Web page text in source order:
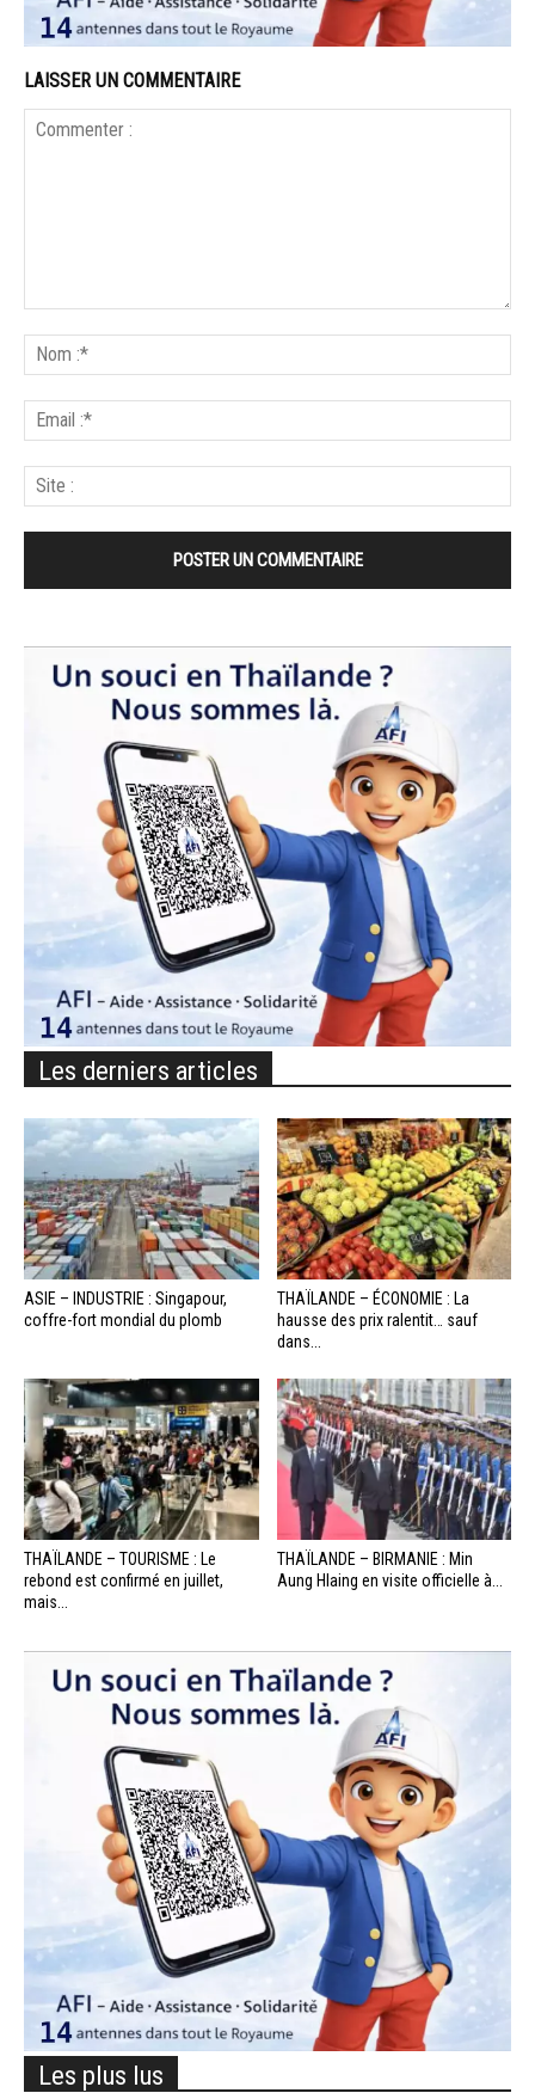
LAISSER UN COMMENTAIRE
Les derniers articles
ASIE – INDUSTRIE : Singapour,
coffre-fort mondial du plomb
THAÏLANDE – ÉCONOMIE : La
hausse des prix ralentit… sauf
dans...
THAÏLANDE – TOURISME : Le
rebond est confirmé en juillet,
mais...
THAÏLANDE – BIRMANIE : Min
Aung Hlaing en visite officielle à...
Les plus lus